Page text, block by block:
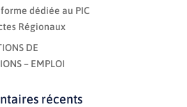
dédiée au PIC
Régionaux
DE
– EMPLOI
récents